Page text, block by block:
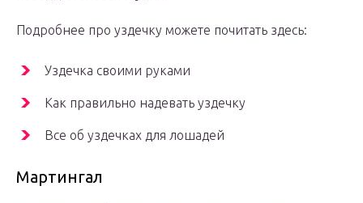
Подробнее про уздечку можете почитать здесь:
Уздечка своими руками
Как правильно надевать уздечку
Все об уздечках для лошадей
Мартингал